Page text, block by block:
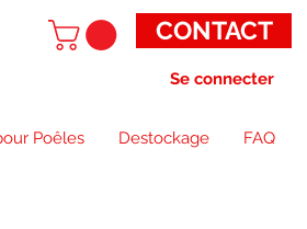
CONTACT
Se connecter
Poêles Destockage FAQ